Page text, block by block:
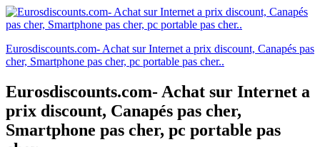
Eurosdiscounts.com- Achat sur Internet a prix discount, Canapés pas
cher, Smartphone pas cher, pc portable pas cher..
Eurosdiscounts.com- Achat sur Internet a
prix discount, Canapés pas cher,
Smartphone pas cher, pc portable pas